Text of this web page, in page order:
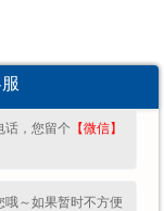
话，您留个 【微信】
哦～如果暂时不方便